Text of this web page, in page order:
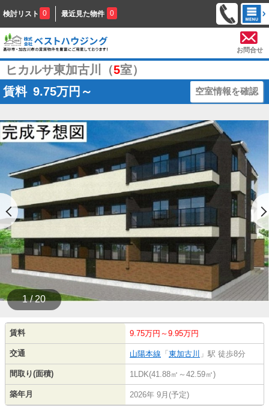
検討リスト 0 最近見た物件 0
お問合せ
ヒカルサ東加古川（5室）
賃料 9.75万円～ 空室情報を確認
1 / 20
賃料 9.75万円～9.95万円
交通 山陽本線 「 東加古川 」駅 徒歩8分
間取り(面積) 1LDK(41.88㎡～42.59㎡)
築年月 2026年 9月(予定)